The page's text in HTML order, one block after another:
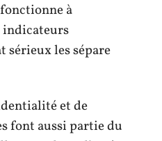
à
indicateurs
les sépare
et de
font aussi partie du